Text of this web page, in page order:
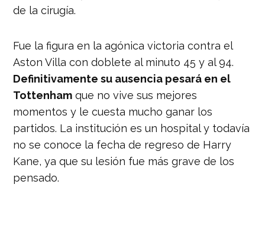
de la cirugía.
Fue la figura en la agónica victoria contra el
Aston Villa con doblete al minuto 45 y al 94.
Definitivamente su ausencia pesará en el
Tottenham que no vive sus mejores
momentos y le cuesta mucho ganar los
partidos. La institución es un hospital y todavía
no se conoce la fecha de regreso de Harry
Kane, ya que su lesión fue más grave de los
pensado.